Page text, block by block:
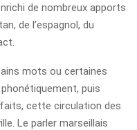
de nombreux apports
de l’espagnol, du
mots ou certaines
puis
cette circulation des
Le parler marseillais